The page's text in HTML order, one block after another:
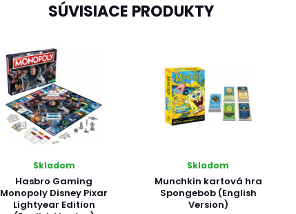
SÚVISIACE PRODUKTY
Skladom
Hasbro Gaming
Monopoly Disney Pixar
Lightyear Edition
Skladom
Munchkin kartová hra
Spongebob (English
Version)